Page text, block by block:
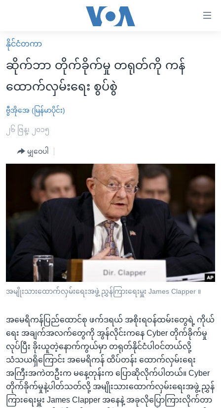
လွယ်ကူ
စေ
များ
ပင်မ
စာမျက်နှာ
ကြည့်
ရှာဖွေ
ရန်
နေရာ
သို့
ကျော်
ရန်
မူလစာမျက်နှာ
မြန်မာ
ကမ္ဘာ့သတင်းများ
နိုင်ငံတကာ
အမေရိကန်
အစ္စရေး-ပါလက်စတိုင်း
ဗွီဒီယို
သတင်းလွတ်လပ်ခွင့်
အင်္ဂလိပ်စာလေ့လာမယ်
အမေရိကန်သုံးအီဒီယံ
မကြေးမုံရဲ့ အင်္ဂလိပ်စာ
ရုပ်ရှင်ထဲက အင်္ဂလိပ်စာ
သုတပဒေသာ အင်္ဂလိပ်စာ
အပတ်စဉ်ကဏ္ဍများ
တီဗွီ
ရေဒီယိုနှင့်ရုပ်သံ အချက်အလက်များ
ရေဒီယို/တီဗွီအစီအစဉ်
ဗွီအိုအေ လူမှုကွန်ယက်များ
ဘာသာစကားများ
နိုင်ငံတကာ
ဆိုက်ဘာ တိုက်ခိုက်မှု တရုတ်ကို ကန်
ထောက်လှမ်းရေး စွပ်စွဲ
ဗွီအိုအေ (မြန်မာပိုင်း)
၂၆ ဇြန္၊ ၂၀၁၅
မျှဝေပါ
အမျိုးသားထောက်လှမ်းရေးအဖွဲ့ ညွှန်ကြားရေးမှူး James Clapper ။
အမေရိကန်ပြည်ထောင်စု ဖက်ဒရယ် အစိုးရဝန်ထမ်းတွေရဲ့ ကိုယ်
ရေး အချက်အလက်တွေကို အွန်လိုင်းကနေ Cyber တိုက်ခိုက်မှု
လုပ်ပြီး ခိုးယူတဲ့နောက်ကွယ်မှာ တရုတ်နိုင်ငံပါဝင်တယ်လို့
သံသယရှိကြောင်း အမေရိကန် ထိပ်တန်း ထောက်လှမ်းရေး
အကြီးအကဲတဦးက မနေ့တုန်းက ပြောဆိုလိုက်ပါတယ်။ Cyber
တိုက်ခိုက်မှုနဲ့ပါတ်သတ်လို့ အမျိုးသားထောက်လှမ်းရေးအဖွဲ့ ညွှန်
ကြားရေးမှူး James Clapper အနေနဲ့ အခုလိုပြောကြားလိုက်တာ